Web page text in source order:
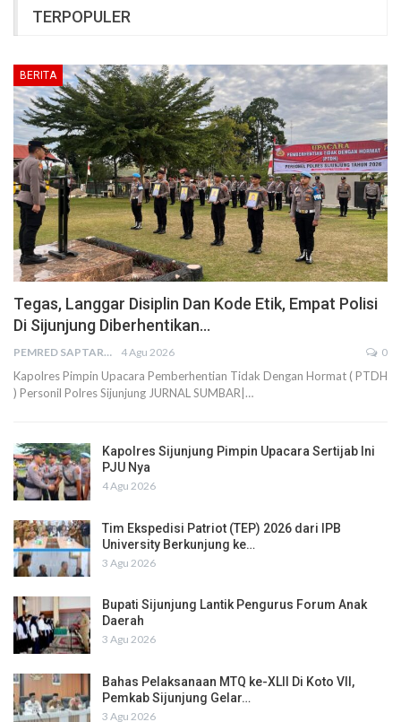
TERPOPULER
BERITA
Tegas, Langgar Disiplin Dan Kode Etik, Empat Polisi
Di Sijunjung Diberhentikan…
PEMRED SAPTARIUS 4 Agu 2026 0
Kapolres Pimpin Upacara Pemberhentian Tidak Dengan Hormat ( PTDH
) Personil Polres Sijunjung JURNAL SUMBAR|…
Kapolres Sijunjung Pimpin Upacara Sertijab Ini
PJU Nya
4 Agu 2026
Tim Ekspedisi Patriot (TEP) 2026 dari IPB
University Berkunjung ke…
3 Agu 2026
Bupati Sijunjung Lantik Pengurus Forum Anak
Daerah
3 Agu 2026
Bahas Pelaksanaan MTQ ke-XLII Di Koto VII,
Pemkab Sijunjung Gelar…
3 Agu 2026